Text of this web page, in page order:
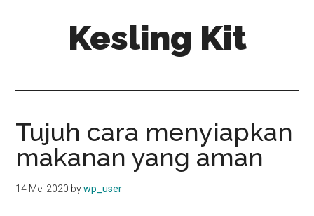
Kesling Kit
Tujuh cara menyiapkan
makanan yang aman
14 Mei 2020 bywp_user